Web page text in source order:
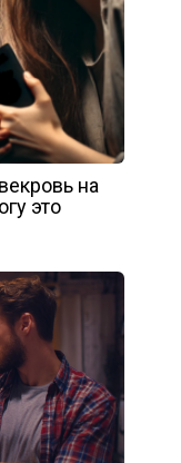
на
это